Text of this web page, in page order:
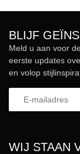
WIJ STAAN
BLIJF
Meld u aan voor
eerste updates
en volop